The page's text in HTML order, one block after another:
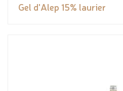
Gel d'Alep 15% laurier